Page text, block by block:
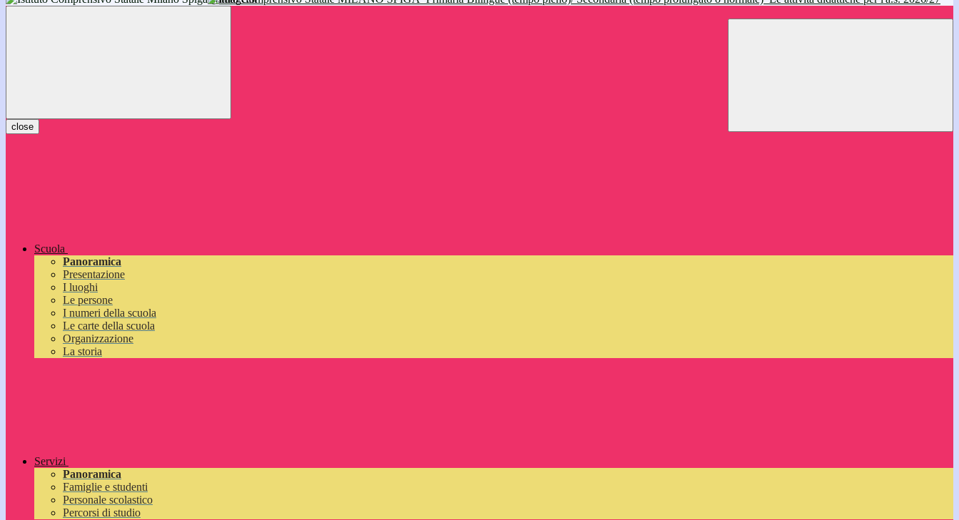
inizieranno il 14 settembre 2026: vi aspettiamo!
close
Scuola
Panoramica
Presentazione
I luoghi
Le persone
I numeri della scuola
Le carte della scuola
Organizzazione
La storia
Servizi
Panoramica
Famiglie e studenti
Personale scolastico
Percorsi di studio